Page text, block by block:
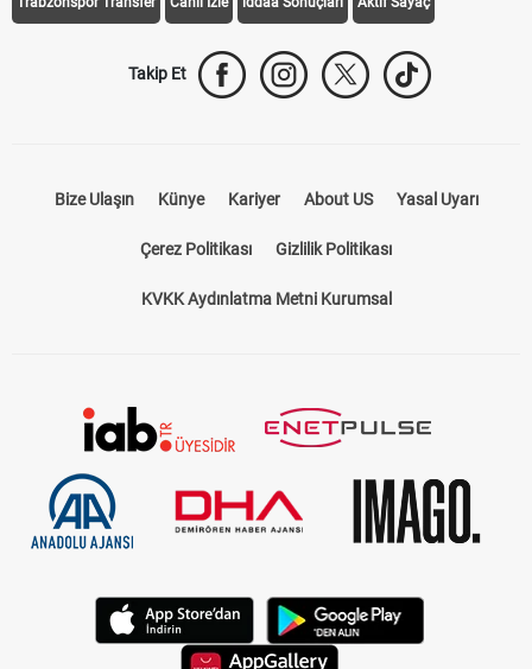
Takip Et
Bize Ulaşın Künye Kariyer About US Yasal Uyarı
Çerez Politikası Gizlilik Politikası
KVKK Aydınlatma Metni Kurumsal